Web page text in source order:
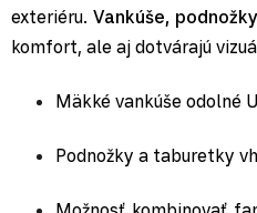
exteriéru. Vankúše,
komfort, ale aj dotvárajú
Mäkké vankúše odolné
Podnožky a taburetky